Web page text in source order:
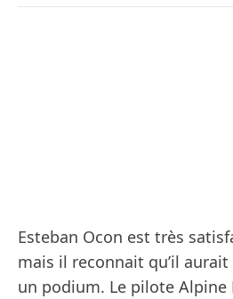
Esteban Ocon est très
mais il reconnait qu’il
un podium. Le pilote Alpine